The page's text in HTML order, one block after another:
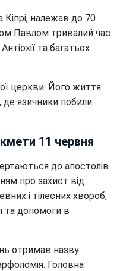
Кіпрі, належав до 70
Павлом тривалий час
та багатьох
церкви. Його життя
де язичники побили
11 червня
до апостолів
про захист від
і тілесних хвороб,
та допомоги в
отримав назву
Головна